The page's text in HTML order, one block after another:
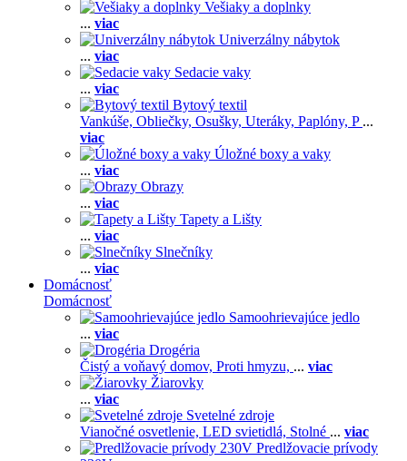
Vešiaky a doplnky
... viac
Univerzálny nábytok
... viac
Sedacie vaky
... viac
Bytový textil
Vankúše, Obliečky, Osušky, Uteráky, Paplóny, P ...
viac
Úložné boxy a vaky
... viac
Obrazy
... viac
Tapety a Lišty
... viac
Slnečníky
... viac
Domácnosť
Domácnosť
Samoohrievajúce jedlo
... viac
Drogéria
Čistý a voňavý domov, Proti hmyzu, ... viac
Žiarovky
... viac
Svetelné zdroje
Vianočné osvetlenie, LED svietidlá, Stolné ... viac
Predlžovacie prívody